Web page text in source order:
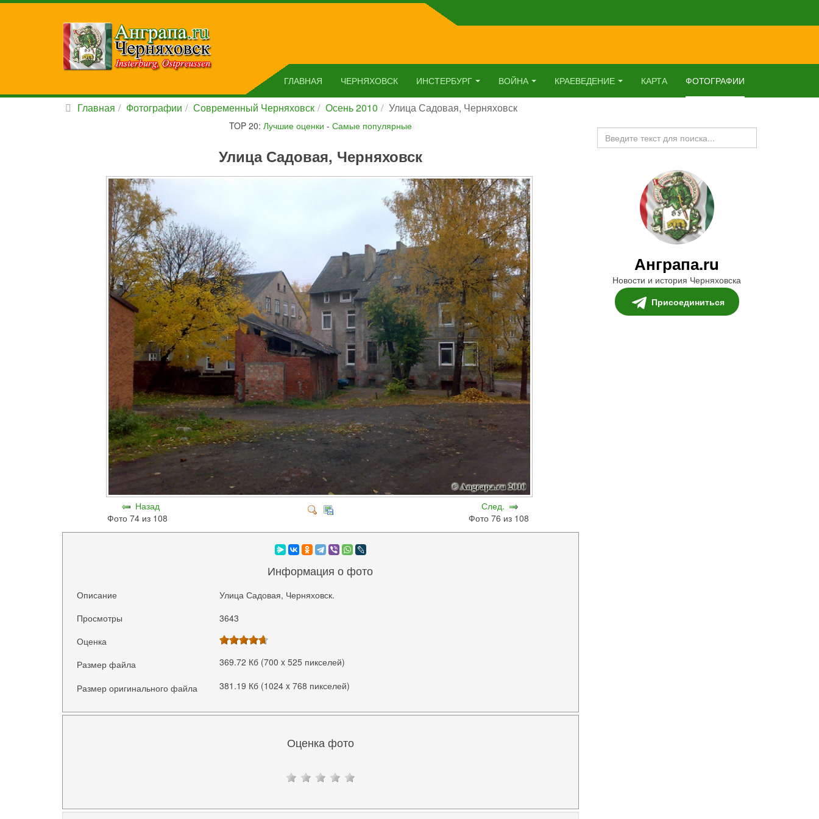
ГЛАВНАЯ ЧЕРНЯХОВСК ИНСТЕРБУРГ ВОЙНА КРАЕВЕДЕНИЕ КАРТА ФОТОГРАФИИ
Главная Фотографии Современный Черняховск Осень 2010 Улица Садовая, Черняховск
TOP 20: Лучшие оценки - Самые популярные
Улица Садовая, Черняховск
Назад
Фото 74 из 108
След.
Фото 76 из 108
Информация о фото
Описание
Улица Садовая, Черняховск.
Просмотры
3643
Оценка
Размер файла
369.72 Кб (700 x 525 пикселей)
Размер оригинального файла 381.19 Кб (1024 x 768 пикселей)
Оценка фото
Искать...
Анграпа.ru
Новости и история Черняховска
Присоединиться